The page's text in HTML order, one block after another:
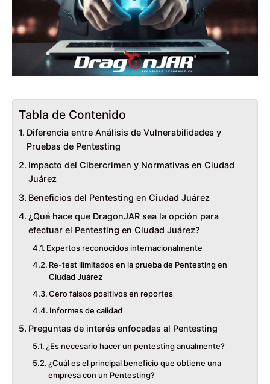
Tabla de Contenido
Diferencia entre Análisis de Vulnerabilidades y
Pruebas de Pentesting
Impacto del Cibercrimen y Normativas en Ciudad
Juárez
Beneficios del Pentesting en Ciudad Juárez
¿Qué hace que DragonJAR sea la opción para
efectuar el Pentesting en Ciudad Juárez?
Expertos reconocidos internacionalmente
Re-test ilimitados en la prueba de Pentesting en
Ciudad Juárez
Cero falsos positivos en reportes
Informes de calidad
Preguntas de interés enfocadas al Pentesting
¿Es necesario hacer un pentesting anualmente?
¿Cuál es el principal beneficio que obtiene una
empresa con un Pentesting?